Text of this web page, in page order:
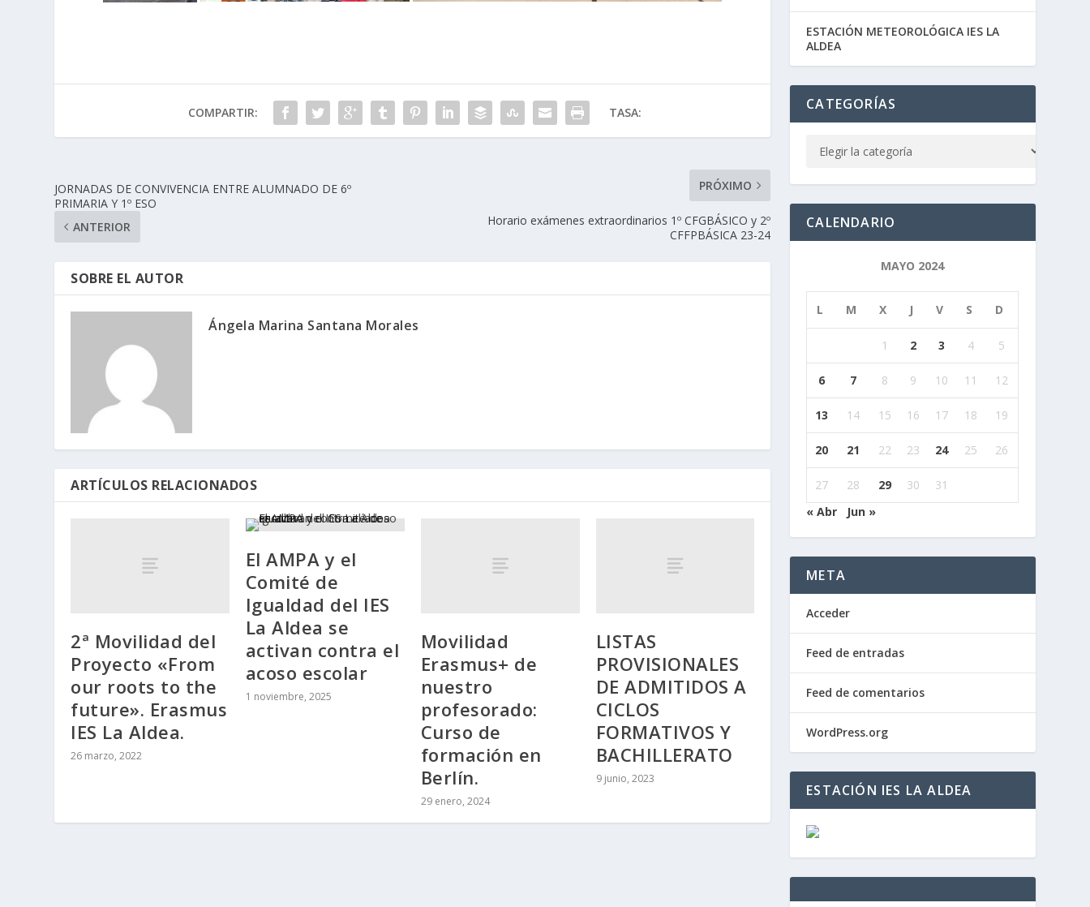
COMPARTIR: TASA:
JORNADAS DE CONVIVENCIA ENTRE ALUMNADO DE 6º
PRIMARIA Y 1º ESO
ANTERIOR
PRÓXIMO
Horario exámenes extraordinarios 1º CFGBÁSICO y 2º
CFFPBÁSICA 23-24
SOBRE EL AUTOR
Ángela Marina Santana Morales
ARTÍCULOS RELACIONADOS
2ª Movilidad del
Proyecto «From
our roots to the
future». Erasmus
IES La Aldea.
26 marzo, 2022
El AMPA y el
Comité de
Igualdad del IES
La Aldea se
activan contra el
acoso escolar
1 noviembre, 2025
Movilidad
Erasmus+ de
nuestro
profesorado:
Curso de
formación en
Berlín.
29 enero, 2024
LISTAS
PROVISIONALES
DE ADMITIDOS A
CICLOS
FORMATIVOS Y
BACHILLERATO
9 junio, 2023
ESTACIÓN METEOROLÓGICA IES LA
ALDEA
CATEGORÍAS
CALENDARIO
MAYO 2024
L M X J V S D
1 2 3 4 5
6 7 8 9 10 11 12
13 14 15 16 17 18 19
20 21 22 23 24 25 26
27 28 29 30
31
« Abr
Jun »
META
Acceder
Feed de entradas
Feed de comentarios
WordPress.org
ESTACIÓN IES LA ALDEA